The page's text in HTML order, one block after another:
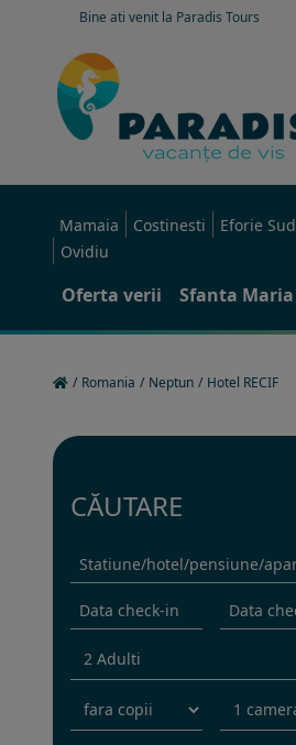
Bine ati venit la Paradis Tours
Mamaia Costinesti Eforie Sud
Ovidiu
Oferta verii Sfanta Maria
/ Romania / Neptun / Hotel RECIF
CĂUTARE